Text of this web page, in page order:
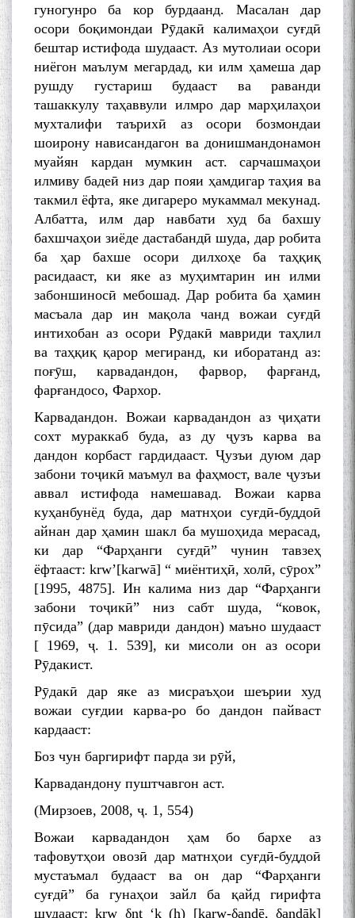
гуногунро ба кор бурдаанд. Масалан дар
осори боқимондаи Рӯдакӣ калимаҳои суғдӣ
бештар истифода шудааст. Аз мутолиаи осори
ниёгон маълум мегардад, ки илм ҳамеша дар
рушду густариш будааст ва раванди
ташаккулу таҳаввули илмро дар марҳилаҳои
мухталифи таърихӣ аз осори бозмондаи
шоирону нависандагон ва донишмандонамон
муайян кардан мумкин аст. сарчашмаҳои
илмиву бадеӣ низ дар пояи ҳамдигар таҳия ва
такмил ёфта, яке дигареро мукаммал мекунад.
Албатта, илм дар навбати худ ба бахшу
бахшчаҳои зиёде дастабандӣ шуда, дар робита
ба ҳар бахше осори дилхоҳе ба таҳқиқ
расидааст, ки яке аз муҳимтарин ин илми
забоншиносӣ мебошад. Дар робита ба ҳамин
масъала дар ин мақола чанд вожаи суғдӣ
интихобан аз осори Рӯдакӣ мавриди таҳлил
ва таҳқиқ қарор мегиранд, ки иборатанд аз:
поғӯш, карвадандон, фарвор, фарғанд,
фарғандосо, Фархор.
Карвадандон. Вожаи карвадандон аз ҷиҳати
сохт мураккаб буда, аз ду ҷузъ карва ва
дандон корбаст гардидааст. Ҷузъи дуюм дар
забони тоҷикӣ маъмул ва фаҳмост, вале ҷузъи
аввал истифода намешавад. Вожаи карва
куҳанбунёд буда, дар матнҳои суғдӣ-буддоӣ
айнан дар ҳамин шакл ба мушоҳида мерасад,
ки дар “Фарҳанги суғдӣ” чунин тавзеҳ
ёфтааст: krw’[karwā] “ миёнтиҳӣ, холӣ, сӯрох”
[1995, 4875]. Ин калима низ дар “Фарҳанги
забони тоҷикӣ” низ сабт шуда, “ковок,
пӯсида” (дар мавриди дандон) маъно шудааст
[ 1969, ҷ. 1. 539], ки мисоли он аз осори
Рӯдакист.
Рӯдакӣ дар яке аз мисраъҳои шеърии худ
вожаи суғдии карва-ро бо дандон пайваст
кардааст:
Боз чун баргирифт парда зи рӯй,
Карвадандону пуштчавгон аст.
(Мирзоев, 2008, ҷ. 1, 554)
Вожаи карвадандон ҳам бо бархе аз
тафовутҳои овозӣ дар матнҳои суғдӣ-буддоӣ
мустаъмал будааст ва он дар “Фарҳанги
суғдӣ” ба гунаҳои зайл ба қайд гирифта
шудааст: krw δnt ‘k (h) [karw-δandē, δandāk]